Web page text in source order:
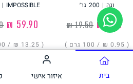
200 גר׳ | וגה
‏19.50 ₪ ‏1.90 ₪
( ‏0.95 ₪ / 100 גרם )
| IMPOSSIBLE
‏72.60 ₪
( ‏13.25 ₪ /
בית איזור אישי